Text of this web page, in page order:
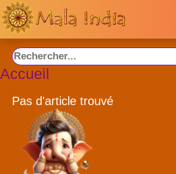
Accueil
Pas d'article trouvé